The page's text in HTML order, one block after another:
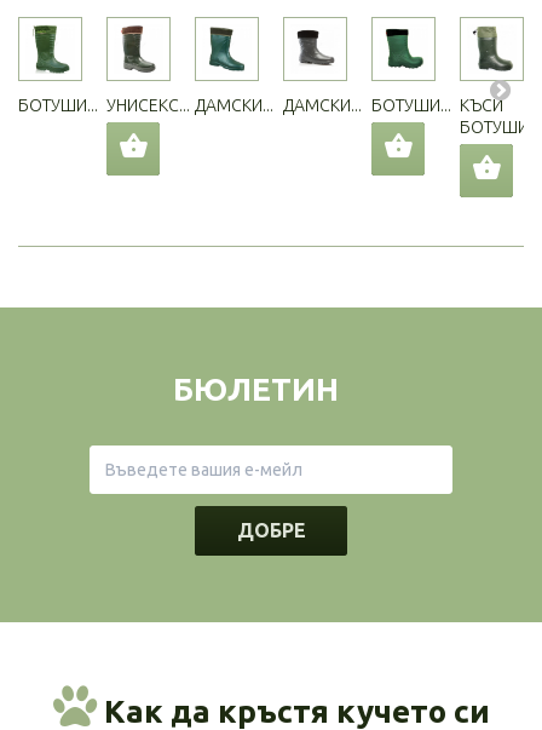
БОТУШИ... УНИСЕКС... ДАМСКИ... ДАМСКИ... БОТУШИ... КЪСИ
БОТУШИ...
БЮЛЕТИН
ДОБРЕ
Как да кръстя кучето си